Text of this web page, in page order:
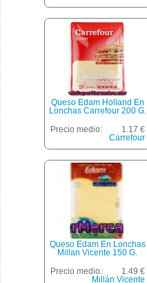
Queso Edam Holland En
Lonchas Carrefour 200 G.
Precio medio:
1.17 €
Carrefour
Queso Edam En Lonchas
Millan Vicente 150 G.
Precio medio:
1.49 €
Millán Vicente